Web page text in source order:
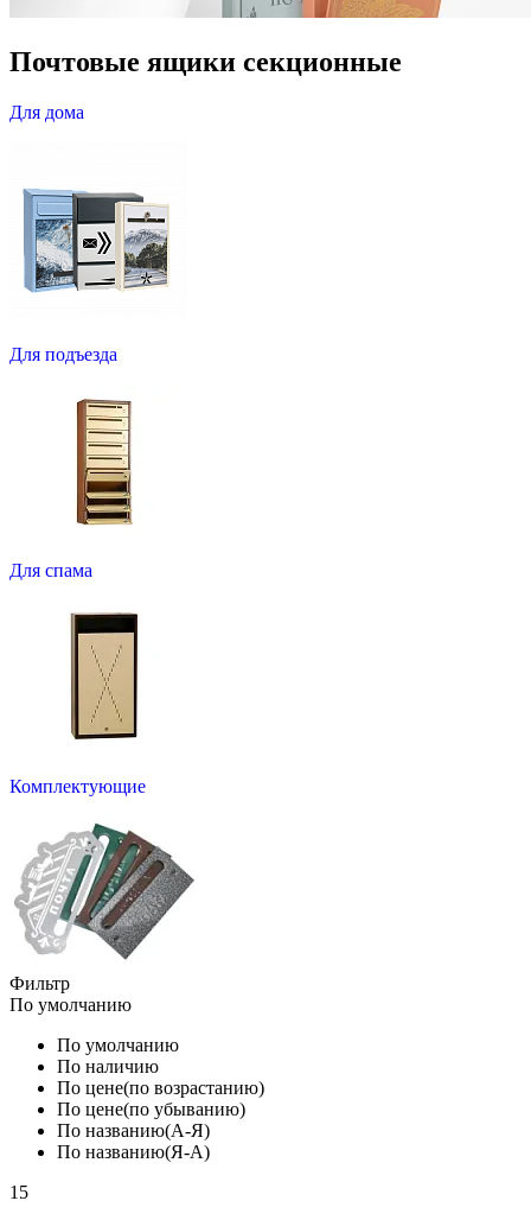
Почтовые ящики секционные
Для дома
Для подъезда
Для спама
Комплектующие
Фильтр
По умолчанию
По умолчанию
По наличию
По цене(по возрастанию)
По цене(по убыванию)
По названию(А-Я)
По названию(Я-А)
15